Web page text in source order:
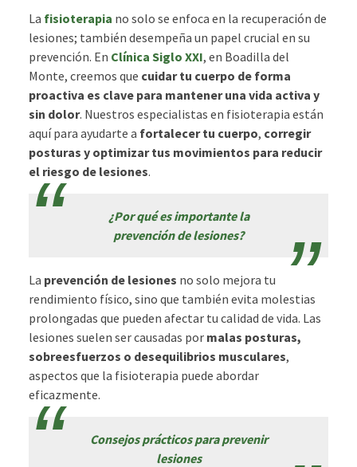
La fisioterapia no solo se enfoca en la recuperación de
lesiones; también desempeña un papel crucial en su
prevención. En Clínica Siglo XXI, en Boadilla del
Monte, creemos que cuidar tu cuerpo de forma
proactiva es clave para mantener una vida activa y
sin dolor. Nuestros especialistas en fisioterapia están
aquí para ayudarte a fortalecer tu cuerpo, corregir
posturas y optimizar tus movimientos para reducir
el riesgo de lesiones.
¿Por qué es importante la
prevención de lesiones?
La prevención de lesiones no solo mejora tu
rendimiento físico, sino que también evita molestias
prolongadas que pueden afectar tu calidad de vida. Las
lesiones suelen ser causadas por malas posturas,
sobreesfuerzos o desequilibrios musculares,
aspectos que la fisioterapia puede abordar
eficazmente.
Consejos prácticos para prevenir
lesiones